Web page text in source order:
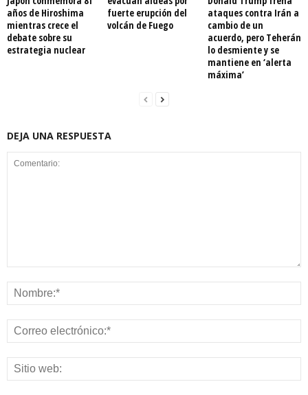
años de Hiroshima
mientras crece el
debate sobre su
estrategia nuclear
fuerte erupción del
volcán de Fuego
ataques contra Irán a
cambio de un
acuerdo, pero Teherán
lo desmiente y se
mantiene en ‘alerta
máxima’
DEJA UNA RESPUESTA